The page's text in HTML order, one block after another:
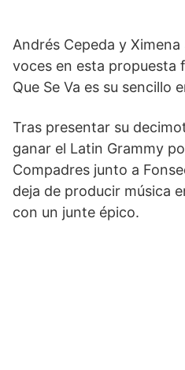
Andrés Cepeda y
voces en esta propuesta
Que Se Va es su sencillo
Tras presentar su
ganar el Latin Grammy
Compadres junto a
deja de producir música
con un junte épico.